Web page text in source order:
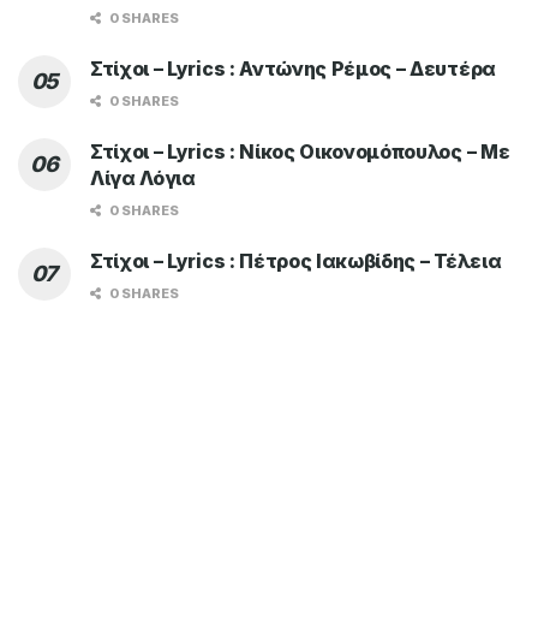
0 SHARES
Στίχοι – Lyrics : Αντώνης Ρέμος – Δευτέρα
0 SHARES
Στίχοι – Lyrics : Νίκος Οικονομόπουλος – Με
Λίγα Λόγια
0 SHARES
Στίχοι – Lyrics : Πέτρος Ιακωβίδης – Τέλεια
0 SHARES